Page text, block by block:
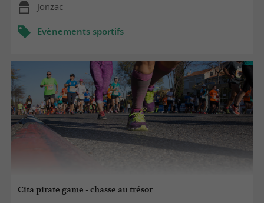
Jonzac
Evènements sportifs
Cita pirate game - chasse au trésor